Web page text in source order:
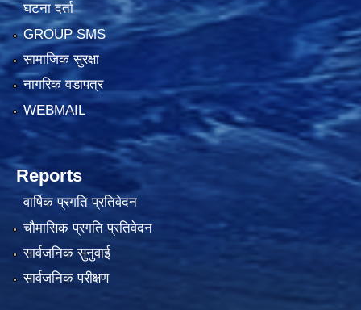
घटना दर्ता
GROUP SMS
सामाजिक सुरक्षा
नागरिक वडापत्र
WEBMAIL
Reports
वार्षिक प्रगति प्रतिवेदन
चौमासिक प्रगति प्रतिवेदन
सार्वजनिक सुनुवाई
सार्वजनिक परीक्षण